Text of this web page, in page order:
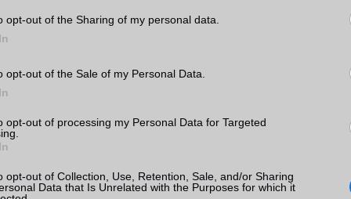
opt-out of the Sharing of my personal data.
opt-out of the Sale of my Personal Data.
opt-out of processing my Personal Data for Targeted
opt-out of Collection, Use, Retention, Sale, and/or Sharing
Data that Is Unrelated with the Purposes for which it
B/T extra
Wi-Fi Direct
Wi-Fi HotSpot alap szolgáltatás
NFC területenként változó